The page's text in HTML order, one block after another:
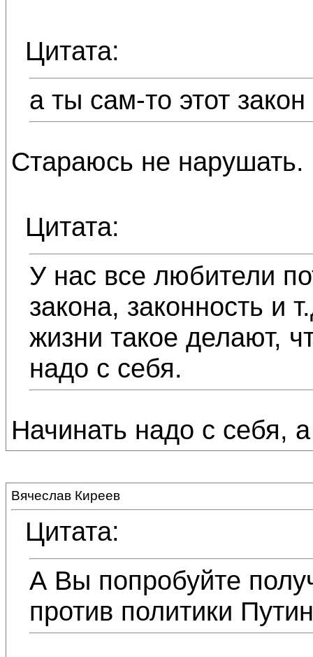
Цитата:
а ты сам-то этот
Стараюсь не нарушать.
Цитата:
У нас все любители
закона, законность и
жизни такое делают,
надо с себя.
Начинать надо с себя,
Вячеслав Киреев
Цитата:
А Вы попробуйте
против политики